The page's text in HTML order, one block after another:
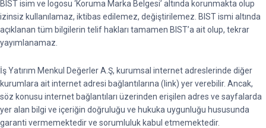
BIST isim ve logosu ‘Koruma Marka Belgesi’ altında korunmakta olup
izinsiz kullanılamaz, iktibas edilemez, değiştirilemez. BIST ismi altında
açıklanan tüm bilgilerin telif hakları tamamen BIST’a ait olup, tekrar
yayımlanamaz.
İş Yatırım Menkul Değerler A.Ş, kurumsal internet adreslerinde diğer
kurumlara ait internet adresi bağlantılarına (link) yer verebilir. Ancak,
söz konusu internet bağlantıları üzerinden erişilen adres ve sayfalarda
yer alan bilgi ve içeriğin doğruluğu ve hukuka uygunluğu hususunda
garanti vermemektedir ve sorumluluk kabul etmemektedir.